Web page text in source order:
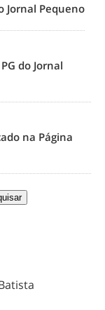
Jornal Pequeno
do Jornal
na Página